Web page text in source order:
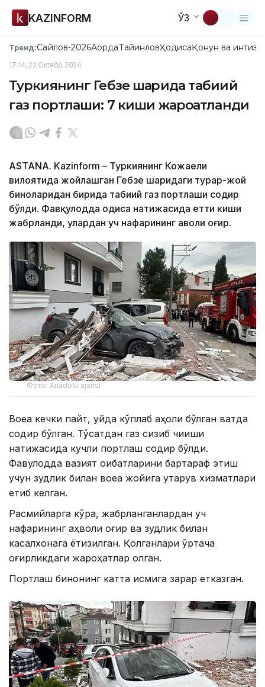
KAZINFORM ЎЗ
Тренд:Сайлов-2026АқордаТайинловҲодисаҚонун ва
17:14, 22 Октябр 2024
Туркиянинг Гебзе шаҳрида табиий
газ портлаши: 7 киши жароҳатланди
ASTANA. Kazinform – Туркиянинг Кожаели
вилоятида жойлашган Гебзе шаҳридаги турар-жой
биноларидан бирида табиий газ портлаши содир
бўлди. Фавқулодда ҳодиса натижасида етти киши
жабрланди, улардан уч нафарининг аҳволи оғир.
Фото: Anadolu ajansı
Воқеа кечки пайт, уйда кўплаб аҳоли бўлган вақтда
содир бўлган. Тўсатдан газ сизиб чиқиши
натижасида кучли портлаш содир бўлди.
Фавқулодда вазият оқибатларини бартараф этиш
учун зудлик билан воқеа жойига қутқарув хизматлари
етиб келган.
Расмийларга кўра, жабрланганлардан уч
нафарининг аҳволи оғир ва зудлик билан
касалхонага ётқизилган. Қолганлари ўртача
оғирликдаги жароҳатлар олган.
Портлаш бинонинг катта қисмига зарар етказган.